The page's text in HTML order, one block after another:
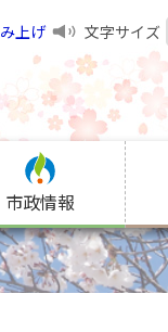
上げ 文字サイズ
市政情報